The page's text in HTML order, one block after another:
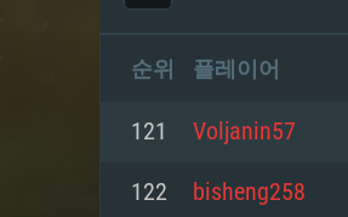
순위 플레이어
121 Voljanin57
122 bisheng258